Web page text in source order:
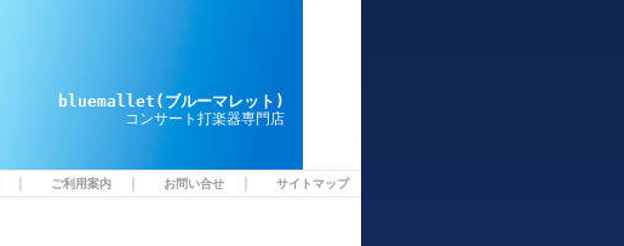
bluemallet(ブルーマレット)
コンサート打楽器専門店
ご利用案内 お問い合せ サイトマップ